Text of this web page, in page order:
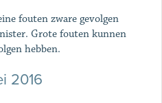
fouten zware gevolgen
Grote fouten kunnen
hebben.
2016